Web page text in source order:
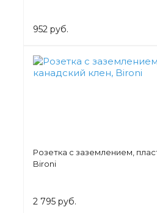
952 руб.
Розетка с заземлением,
Bironi
2 795 руб.